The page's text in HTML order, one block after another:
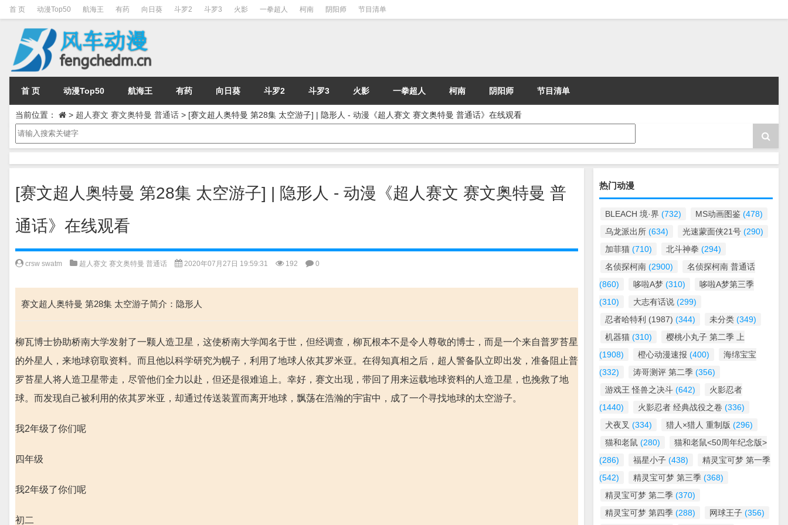
首 页 动漫Top50 航海王 有药 向日葵 斗罗2 斗罗3 火影 一拳超人 柯南 阴阳师 节目清单
首 页 动漫Top50 航海王 有药 向日葵 斗罗2 斗罗3 火影 一拳超人 柯南 阴阳师 节目清单
当前位置： > 超人赛文 赛文奥特曼 普通话 > [赛文超人奥特曼 第28集 太空游子] | 隐形人 - 动漫《超人赛文 赛文奥特曼 普通话》在线观看
[赛文超人奥特曼 第28集 太空游子] | 隐形人 - 动漫《超人赛文 赛文奥特曼 普
通话》在线观看
crsw swatm 超人赛文 赛文奥特曼 普通话 2020年07月27日 19:59:31 192 0
赛文超人奥特曼 第28集 太空游子简介：隐形人
柳瓦博士协助桥南大学发射了一颗人造卫星，这使桥南大学闻名于世，但经调查，柳瓦根本不是令人尊敬的博士，而是一个来自普罗苔星
的外星人，来地球窃取资料。而且他以科学研究为幌子，利用了地球人依其罗米亚。在得知真相之后，超人警备队立即出发，准备阻止普
罗苔星人将人造卫星带走，尽管他们全力以赴，但还是很难追上。幸好，赛文出现，带回了用来运载地球资料的人造卫星，也挽救了地
球。而发现自己被利用的依其罗米亚，却通过传送装置而离开地球，飘荡在浩瀚的宇宙中，成了一个寻找地球的太空游子。
我2年级了你们呢
四年级
我2年级了你们呢
初二
热门动漫
BLEACH 境·界 (732) MS动画图鉴 (478)
乌龙派出所 (634) 光速蒙面侠21号 (290)
加菲猫 (710) 北斗神拳 (294)
名侦探柯南 (2900)
名侦探柯南 普通话
(860)
哆啦A梦 (310)
哆啦A梦第三季
(310)
大志有话说 (299)
忍者哈特利 (1987) (344) 未分类 (349)
机器猫 (310)
樱桃小丸子 第二季 上
(1908)
橙心动漫速报 (400)
海绵宝宝
(332)
涛哥测评 第二季 (356)
游戏王 怪兽之决斗 (642)
火影忍者
(1440)
火影忍者 经典战役之卷 (336)
犬夜叉 (334) 猎人×猎人 重制版 (296)
猫和老鼠 (280)
猫和老鼠<50周年纪念版>
(286)
福星小子 (438)
精灵宝可梦 第一季
(542)
精灵宝可梦 第三季 (368)
精灵宝可梦 第二季 (370)
精灵宝可梦 第四季 (288) 网球王子 (356)